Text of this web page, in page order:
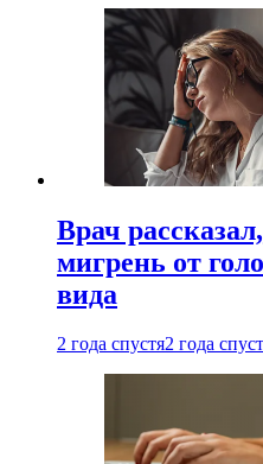
Врач
мигрень от
вида
2 года спустя2 года